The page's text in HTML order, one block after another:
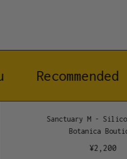
Sanctuary M -
Botanica
2,200